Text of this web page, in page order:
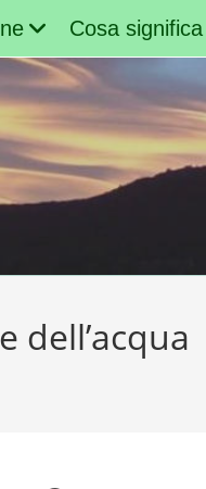
Cosa
dell’acqua